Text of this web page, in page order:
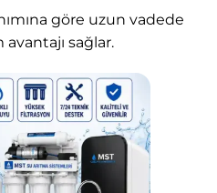
göre uzun vadede
sağlar.